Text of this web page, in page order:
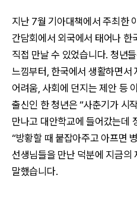
지난 7월 기아대책에서 주최한
간담회에서 외국에서 태어나 한
직접 만날 수 있었습니다. 청년
느낌부터, 한국에서 생활하면서
어려움, 사회에 던지는 제안 등
출신인 한 청년은 “사춘기가 시
만나고 대안학교에 들어갔는데
“방황할 때 붙잡아주고 아프면
선생님들을 만난 덕분에 지금의
말했습니다.